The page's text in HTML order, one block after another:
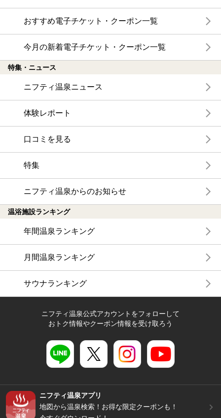
おすすめ電子チケット・クーポン一覧
今月の新着電子チケット・クーポン一覧
特集・ニュース
ニフティ温泉ニュース
体験レポート
口コミを見る
特集
ニフティ温泉からのお知らせ
温浴施設ランキング
年間温泉ランキング
月間温泉ランキング
サウナランキング
ニフティ温泉公式アカウントをフォローして
おトク情報やクーポン情報を受け取ろう
ニフティ温泉アプリ
地図から温泉検索！お得な限定クーポンも！